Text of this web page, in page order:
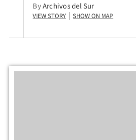
ByArchivos del Sur
View Story | Show on Map